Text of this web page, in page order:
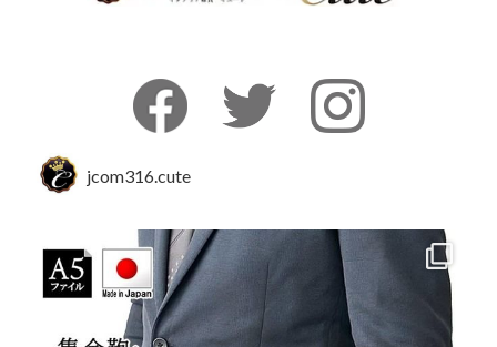
jcom316.cute